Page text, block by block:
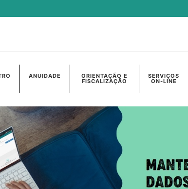
ANUIDADE ORIENTAÇÃO E
FISCALIZAÇÃO
SERVIÇOS
ON-LINE